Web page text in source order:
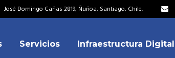
José Domingo Cañas 2819, Ñuñoa, Santiago, Chile.
Servicios Infraestructura Digital
Miembros